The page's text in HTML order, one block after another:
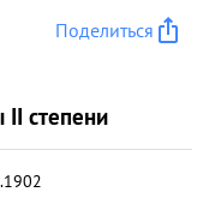
Поделиться
степени